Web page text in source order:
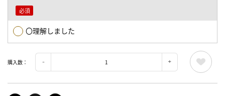
〇理解しました
購入数：